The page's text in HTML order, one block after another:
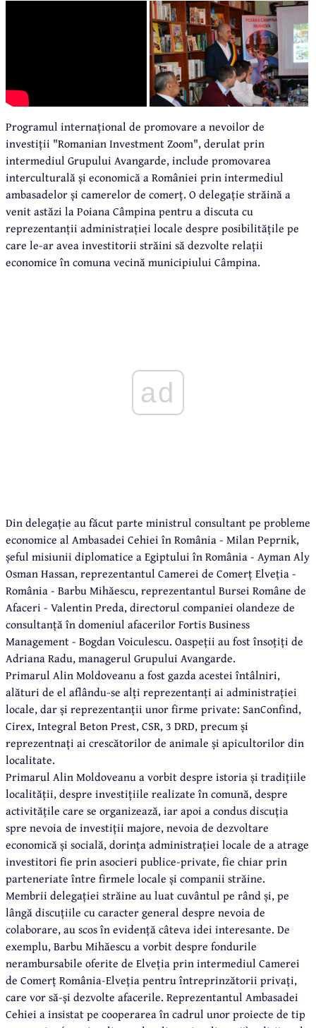
Programul internațional de promovare a nevoilor de
investiții "Romanian Investment Zoom", derulat prin
intermediul Grupului Avangarde, include promovarea
interculturală și economică a României prin intermediul
ambasadelor și camerelor de comerț. O delegație străină a
venit astăzi la Poiana Câmpina pentru a discuta cu
reprezentanții administrației locale despre posibilitățile pe
care le-ar avea investitorii străini să dezvolte relații
economice în comuna vecină municipiului Câmpina.
ad
Din delegație au făcut parte ministrul consultant pe probleme
economice al Ambasadei Cehiei în România - Milan Peprnik,
șeful misiunii diplomatice a Egiptului în România - Ayman Aly
Osman Hassan, reprezentantul Camerei de Comerț Elveția -
România - Barbu Mihăescu, reprezentantul Bursei Române de
Afaceri - Valentin Preda, directorul companiei olandeze de
consultanță în domeniul afacerilor Fortis Business
Management - Bogdan Voiculescu. Oaspeții au fost însoțiți de
Adriana Radu, managerul Grupului Avangarde.
Primarul Alin Moldoveanu a fost gazda acestei întâlniri,
alături de el aflându-se alți reprezentanți ai administrației
locale, dar și reprezentanții unor firme private: SanConfind,
Cirex, Integral Beton Prest, CSR, 3 DRD, precum și
reprezentnați ai crescătorilor de animale și apicultorilor din
localitate.
Primarul Alin Moldoveanu a vorbit despre istoria și tradițiile
localității, despre investițiile realizate în comună, despre
activitățile care se organizează, iar apoi a condus discuția
spre nevoia de investiții majore, nevoia de dezvoltare
economică și socială, dorința administrației locale de a atrage
investitori fie prin asocieri publice-private, fie chiar prin
parteneriate între firmele locale și companii străine.
Membrii delegației străine au luat cuvântul pe rând și, pe
lângă discuțiile cu caracter general despre nevoia de
colaborare, au scos în evidență câteva idei interesante. De
exemplu, Barbu Mihăescu a vorbit despre fondurile
nerambursabile oferite de Elveția prin intermediul Camerei
de Comerț România-Elveția pentru întreprinzătorii privați,
care vor să-și dezvolte afacerile. Reprezentantul Ambasadei
Cehiei a insistat pe cooperarea în cadrul unor proiecte de tip